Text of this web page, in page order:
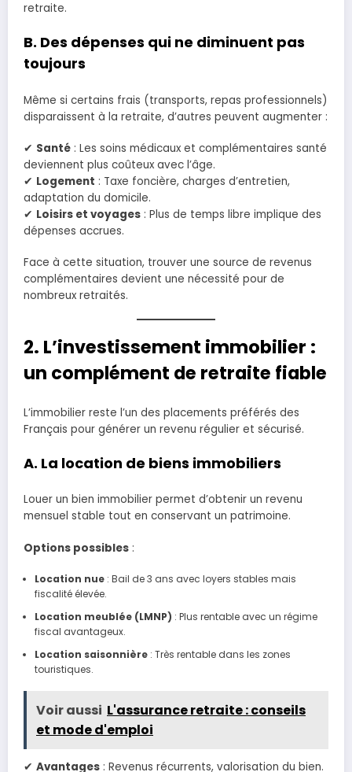
retraite.
B. Des dépenses qui ne diminuent pas
toujours
Même si certains frais (transports, repas professionnels)
disparaissent à la retraite, d’autres peuvent augmenter :
✔ Santé : Les soins médicaux et complémentaires santé
deviennent plus coûteux avec l’âge.
✔ Logement : Taxe foncière, charges d’entretien,
adaptation du domicile.
✔ Loisirs et voyages : Plus de temps libre implique des
dépenses accrues.
Face à cette situation, trouver une source de revenus
complémentaires devient une nécessité pour de
nombreux retraités.
2. L’investissement immobilier :
un complément de retraite fiable
L’immobilier reste l’un des placements préférés des
Français pour générer un revenu régulier et sécurisé.
A. La location de biens immobiliers
Louer un bien immobilier permet d’obtenir un revenu
mensuel stable tout en conservant un patrimoine.
Options possibles :
Location nue: Bail de 3 ans avec loyers stables mais
fiscalité élevée.
Location meublée (LMNP) : Plus rentable avec un régime
fiscal avantageux.
Location saisonnière: Très rentable dans les zones
touristiques.
Voir aussi L'assurance retraite : conseils
et mode d'emploi
✔ Avantages : Revenus récurrents, valorisation du bien.